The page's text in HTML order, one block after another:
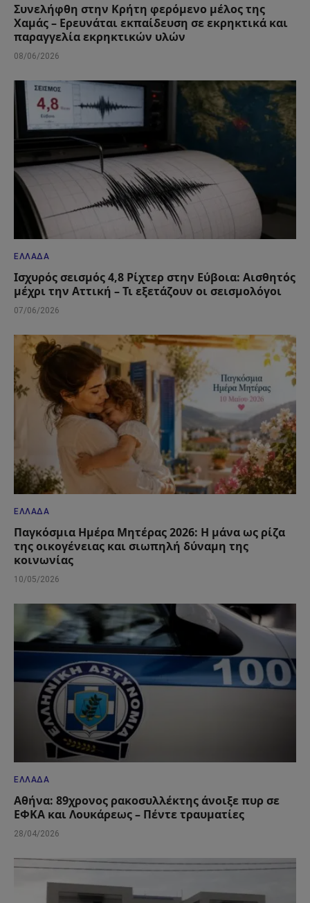
Συνελήφθη στην Κρήτη φερόμενο μέλος της
Χαμάς – Ερευνάται εκπαίδευση σε εκρηκτικά και
παραγγελία εκρηκτικών υλών
08/06/2026
ΕΛΛΆΔΑ
Ισχυρός σεισμός 4,8 Ρίχτερ στην Εύβοια: Αισθητός
μέχρι την Αττική – Τι εξετάζουν οι σεισμολόγοι
07/06/2026
ΕΛΛΆΔΑ
Παγκόσμια Ημέρα Μητέρας 2026: Η μάνα ως ρίζα
της οικογένειας και σιωπηλή δύναμη της
κοινωνίας
10/05/2026
ΕΛΛΆΔΑ
Αθήνα: 89χρονος ρακοσυλλέκτης άνοιξε πυρ σε
ΕΦΚΑ και Λουκάρεως – Πέντε τραυματίες
28/04/2026